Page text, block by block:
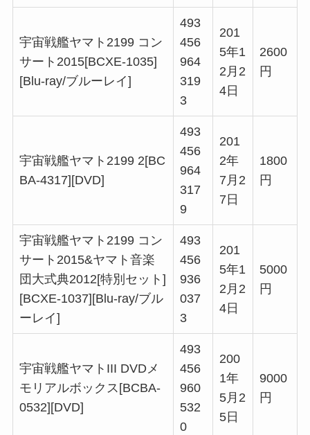
宇宙戦艦ヤマト2199 コン
サート2015[BCXE-1035]
[Blu-ray/ブルーレイ]
493
456
964
319
3
201
5年1
2月2
4日
2600
円
宇宙戦艦ヤマト2199 2[BC
BA-4317][DVD]
493
456
964
317
9
201
2年
7月2
7日
1800
円
宇宙戦艦ヤマト2199 コン
サート2015&ヤマト音楽
団大式典2012[特別セット]
[BCXE-1037][Blu-ray/ブル
ーレイ]
493
456
936
037
3
201
5年1
2月2
4日
5000
円
宇宙戦艦ヤマトIII DVDメ
モリアルボックス[BCBA-
0532][DVD]
493
456
960
532
0
200
1年
5月2
5日
9000
円